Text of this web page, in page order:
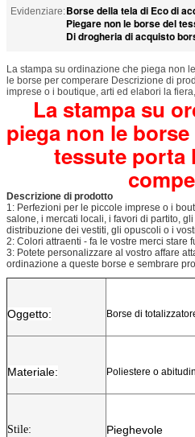
Evidenziare:Borse della tela di Eco di
Piegare non le borse del
Di drogheria di acquisto
La stampa su ordinazione che piega non
le borse per comperare Descrizione di
imprese o i boutique, arti ed elabori la
La stampa su
piega non le
tessute porta
Descrizione di prodotto
1: Perfezioni per le piccole imprese o i
salone, i mercati locali, i favori di partito,
distribuzione dei vestiti, gli opuscoli o i
2: Colori attraenti - fa le vostre merci stare
3: Potete personalizzare al vostro affare
ordinazione a queste borse e sembrare
Oggetto: Borse di
Materiale: Poliestere o
Stile: Pieghevole